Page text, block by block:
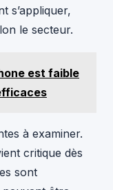
s’appliquer,
le secteur.
est faible
à examiner.
critique dès
sont